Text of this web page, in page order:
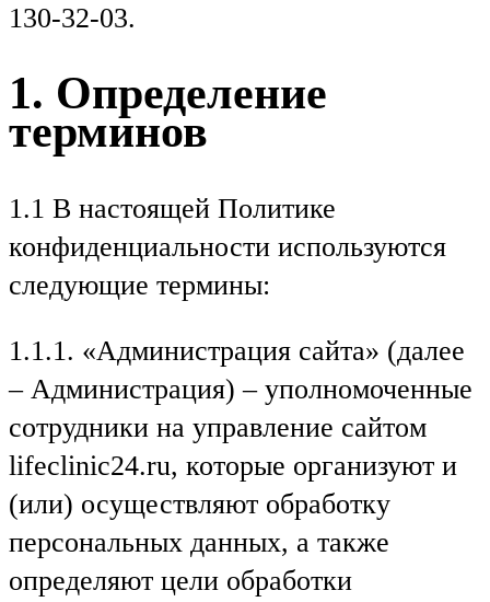
130-32-03.
1. Определение
терминов
1.1 В настоящей Политике
конфиденциальности используются
следующие термины:
1.1.1. «Администрация сайта» (далее
– Администрация) – уполномоченные
сотрудники на управление сайтом
lifeclinic24.ru, которые организуют и
(или) осуществляют обработку
персональных данных, а также
определяют цели обработки